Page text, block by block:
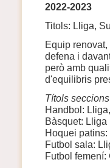
2022-2023
Titols: Lliga,
Equip
defena i
però amb
d'equilibris
Títols seccions
Handbol:
Bàsquet: Lliga
Hoquei
Futbol sala:
Futbol femení: